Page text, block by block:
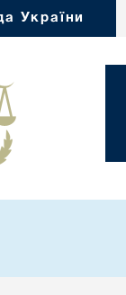
України